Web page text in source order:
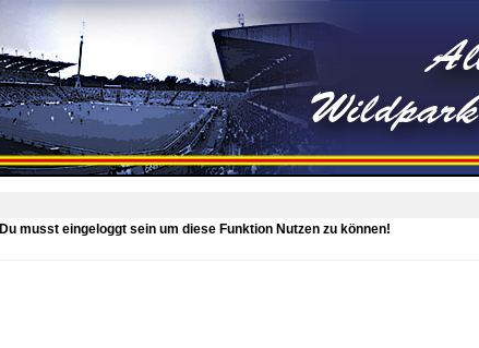
Du musst eingeloggt sein um diese Funktion Nutzen zu können!